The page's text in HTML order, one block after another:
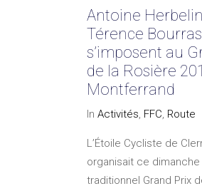
Antoine
Térence
s’imposent au
de la Rosière
Montferrand
In Activités FFC Route
L’Étoile Cycliste de
organisait ce dimanche
traditionnel Grand Prix